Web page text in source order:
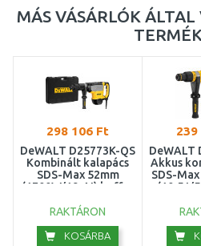
MÁS VÁSÁRLÓK ÁLTAL
298 106 Ft
DeWALT D25773K-QS
Kombinált kalapács
SDS-Max 52mm
(1700W/19,4J) koffer
RAKTÁRON
KOSÁRBA
239
DeWALT
Akkus
SDS-
(10,5J/